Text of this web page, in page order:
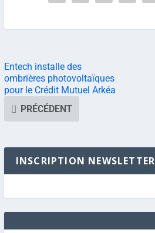
Entech installe des
ombrières photovoltaïques
pour le Crédit Mutuel Arkéa
PRÉCÉDENT
INSCRIPTION NEWSLETTER